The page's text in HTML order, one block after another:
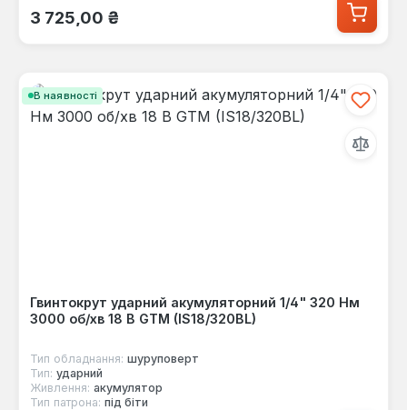
Звичайна ціна:
3 725,00 ₴
В наявності
Гвинтокрут ударний акумуляторний 1/4" 320 Нм
3000 об/хв 18 В GTM (IS18/320BL)
Тип обладнання: шуруповерт
Тип: ударний
Живлення: акумулятор
Тип патрона: під біти